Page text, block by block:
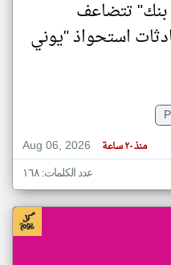
بنك" تتضاعف
استحواذ "يوني
Aug 06, 2026
منذ ٢٠ ساعة
عدد الكلمات: ١٦٨